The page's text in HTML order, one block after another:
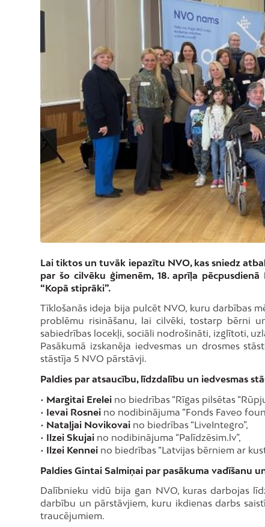
Lai tiktos un tuvāk iepazītu NVO, kas sniedz
par šo cilvēku ģimenēm, 18. aprīļa
“Kopā stiprāki”.
Tīklošanās ideja bija pulcēt NVO, kuru darbības
problēmu risināšanu, lai cilvēki, tostarp bērni
sabiedrības locekļi, sociāli nodrošināti, izglītoti,
Pasākumā izskanēja iedvesmas un drosmes
stāstīja 5 NVO pārstāvji.
Paldies par atsaucību, līdzdalību un iedvesmas
• Margitai Erelei no biedrības “Rīgas pilsētas
• Ievai Rosnei no nodibinājuma “Fonds Faveo
• Nataļjai Novikovai no biedrības “LiveIntegro”,
• Ilzei Skujai no nodibinājuma “Palīdzēsim.lv”,
• Ilzei Kennei no biedrības “Latvijas bērniem ar
Paldies Gintai Salmiņai par pasākuma vadīšanu
Dalībnieku vidū bija gan NVO, kuras darbojas
darbību un pārstāvjiem, kuru ikdienas darbs
traucējumiem.